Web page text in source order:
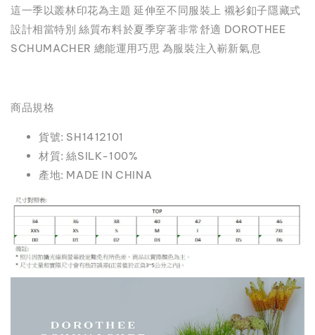
這一季以叢林印花為主題 延伸至不同服裝上 襯衫釦子隱藏式
設計相當特別 絲質布料於夏季穿著非常舒適 DOROTHEE
SCHUMACHER 總能運用巧思 為服裝注入嶄新氣息
商品規格
貨號: SH1412101
材質: 絲SILK-100%
產地: MADE IN CHINA